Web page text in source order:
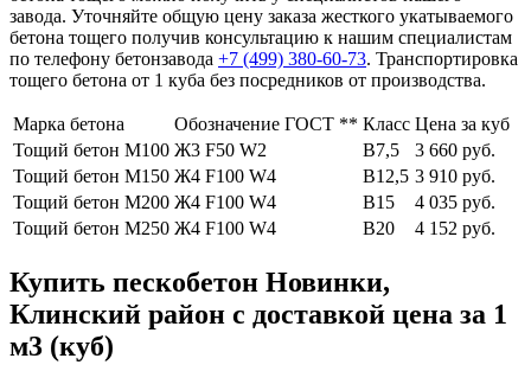
завода. Уточняйте общую цену заказа жесткого укатываемого
бетона тощего получив консультацию к нашим специалистам
по телефону бетонзавода +7 (499) 380-60-73. Транспортировка
тощего бетона от 1 куба без посредников от производства.
Марка бетона Обозначение ГОСТ ** Класс Цена за куб
Тощий бетон М100 Ж3 F50 W2 В7,5
3 660 руб.
Тощий бетон М150 Ж4 F100 W4 В12,5 3 910 руб.
Тощий бетон М200 Ж4 F100 W4 В15
4 035 руб.
Тощий бетон М250 Ж4 F100 W4 В20 4 152 руб.
Купить пескобетон Новинки,
Клинский район с доставкой цена за 1
м3 (куб)